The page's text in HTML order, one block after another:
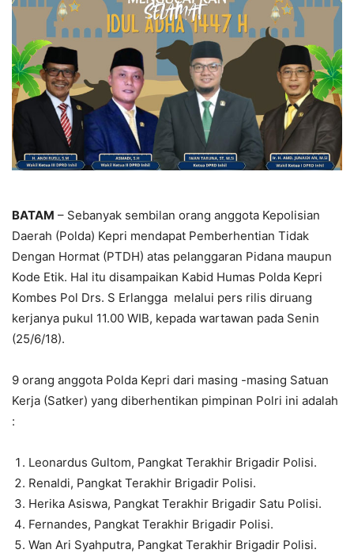
BATAM – Sebanyak sembilan orang anggota Kepolisian
Daerah (Polda) Kepri mendapat Pemberhentian Tidak
Dengan Hormat (PTDH) atas pelanggaran Pidana maupun
Kode Etik. Hal itu disampaikan Kabid Humas Polda Kepri
Kombes Pol Drs. S Erlangga melalui pers rilis diruang
kerjanya pukul 11.00 WIB, kepada wartawan pada Senin
(25/6/18).
9 orang anggota Polda Kepri dari masing -masing Satuan
Kerja (Satker) yang diberhentikan pimpinan Polri ini adalah
:
Leonardus Gultom, Pangkat Terakhir Brigadir Polisi.
Renaldi, Pangkat Terakhir Brigadir Polisi.
Herika Asiswa, Pangkat Terakhir Brigadir Satu Polisi.
Fernandes, Pangkat Terakhir Brigadir Polisi.
Wan Ari Syahputra, Pangkat Terakhir Brigadir Polisi.